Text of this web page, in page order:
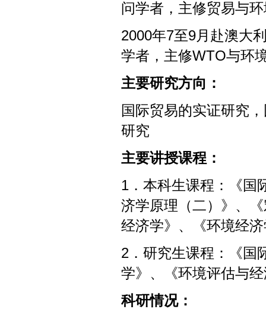
问学者，主修贸易与
2000年7至9月赴澳大
学者，主修WTO与环
主要研究方向：
国际贸易的实证研究
研究
主要讲授课程：
1．本科生课程：《国
济学原理（二）》、
经济学》、《环境经
2．研究生课程：《国
学》、《环境评估与
科研情况：